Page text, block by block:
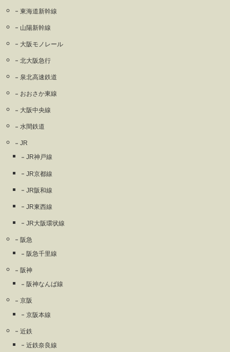
東海道新幹線
山陽新幹線
大阪モノレール
北大阪急行
泉北高速鉄道
おおさか東線
大阪中央線
水間鉄道
JR
JR神戸線
JR京都線
JR阪和線
JR東西線
JR大阪環状線
阪急
阪急千里線
阪神
阪神なんば線
京阪
京阪本線
近鉄
近鉄奈良線